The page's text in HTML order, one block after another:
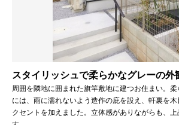
スタイリッシュで柔らかなグレーの外
周囲を隣地に囲まれた旗竿敷地に建つお住まい。
には、雨に濡れないよう造作の庇を設え、軒裏を
クセントを加えました。立体感がありながらも、上